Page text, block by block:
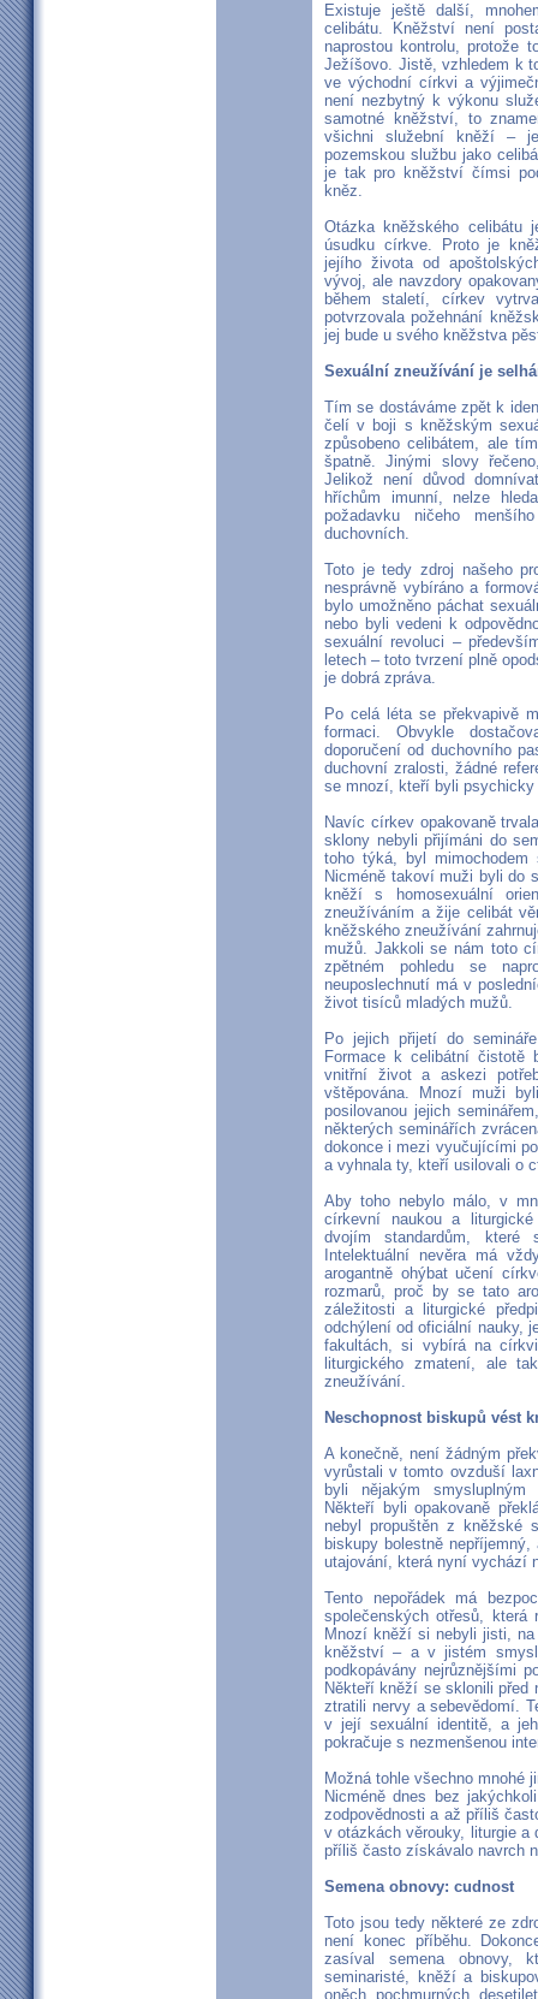
Existuje ještě další,
celibátu. Kněžství není
naprostou kontrolu, protože
Ježíšovo. Jistě, vzhledem k
ve východní církvi a
není nezbytný k výkonu
samotné kněžství, to
všichni služební kněží –
pozemskou službu jako
je tak pro kněžství čímsi
kněz.
Otázka kněžského celibátu
úsudku církve. Proto je
jejího života od
vývoj, ale navzdory
během staletí, církev
potvrzovala požehnání
jej bude u svého kněžstva
Sexuální zneužívání je
Tím se dostáváme zpět k
čelí v boji s kněžským
způsobeno celibátem, ale
špatně. Jinými slovy
Jelikož není důvod
hříchům imunní, nelze
požadavku ničeho
duchovních.
Toto je tedy zdroj našeho
nesprávně vybíráno a
bylo umožněno páchat
nebo byli vedeni k
sexuální revoluci –
letech – toto tvrzení plně
je dobrá zpráva.
Po celá léta se překvapivě
formaci. Obvykle
doporučení od duchovního
duchovní zralosti, žádné
se mnozí, kteří byli
Navíc církev opakovaně
sklony nebyli přijímáni do
toho týká, byl mimochodem
Nicméně takoví muži byli do
kněží s homosexuální
zneužíváním a žije celibát
kněžského zneužívání
mužů. Jakkoli se nám toto
zpětném pohledu se
neuposlechnutí má v
život tisíců mladých mužů.
Po jejich přijetí do
Formace k celibátní čistotě
vnitřní život a askezi
vštěpována. Mnozí muži
posilovanou jejich
některých seminářích
dokonce i mezi vyučujícími
a vyhnala ty, kteří usilovali o
Aby toho nebylo málo, v
církevní naukou a
dvojím standardům,
Intelektuální nevěra má
arogantně ohýbat učení
rozmarů, proč by se tato
záležitosti a liturgické
odchýlení od oficiální nauky,
fakultách, si vybírá na
liturgického zmatení, ale
zneužívání.
Neschopnost biskupů vést
A konečně, není žádným
vyrůstali v tomto ovzduší
byli nějakým smysluplným
Někteří byli opakovaně
nebyl propuštěn z kněžské
biskupy bolestně
utajování, která nyní vychází
Tento nepořádek má
společenských otřesů,
Mnozí kněží si nebyli jisti,
kněžství – a v jistém
podkopávány nejrůznějšími
Někteří kněží se sklonili před
ztratili nervy a sebevědomí.
v její sexuální identitě, a
pokračuje s nezmenšenou
Možná tohle všechno mnohé
Nicméně dnes bez
zodpovědnosti a až příliš
v otázkách věrouky, liturgie a
příliš často získávalo navrch
Semena obnovy: cudnost
Toto jsou tedy některé ze
není konec příběhu.
zasíval semena obnovy,
seminaristé, kněží a
oněch pochmurných